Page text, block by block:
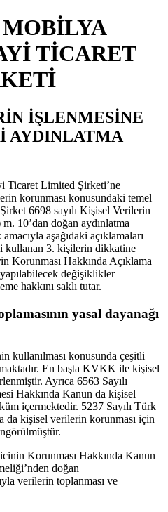
TİCARET
İŞLENMESİNE
AYDINLATMA
Ticaret Limited Şirketi’ne
korunması konusundaki temel
6698 sayılı Kişisel Verilerin
10’dan doğan aydınlatma
aşağıdaki açıklamaları
kullanan 3. kişilerin dikkatine
Korunması Hakkında Açıklama
değişiklikler
hakkını saklı tutar.
yasal dayanağı
kullanılması konusunda çeşitli
En başta KVKK ile kişisel
Ayrıca 6563 Sayılı
Hakkında Kanun da kişisel
içermektedir. 5237 Sayılı Türk
kişisel verilerin korunması için
Korunması Hakkında Kanun
doğan
verilerin toplanması ve